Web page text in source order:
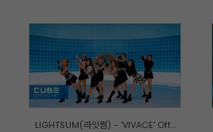
LIGHTSUM(라잇썸) - 'VIVACE' Off...